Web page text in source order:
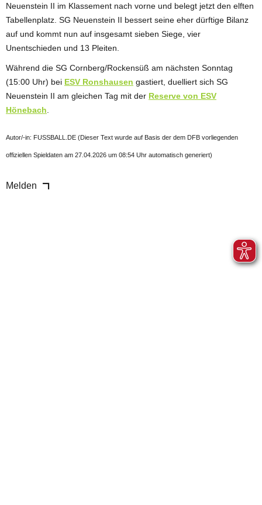
Neuenstein II im Klassement nach vorne und belegt jetzt den elften
Tabellenplatz. SG Neuenstein II bessert seine eher dürftige Bilanz
auf und kommt nun auf insgesamt sieben Siege, vier
Unentschieden und 13 Pleiten.
Während die SG Cornberg/Rockensüß am nächsten Sonntag
(15:00 Uhr) bei ESV Ronshausen gastiert, duelliert sich SG
Neuenstein II am gleichen Tag mit der Reserve von ESV
Hönebach
Autor/-in: FUSSBALL.DE (Dieser Text wurde auf Basis der dem DFB vorliegenden
offiziellen Spieldaten am 27.04.2026 um 08:54 Uhr automatisch generiert)
Melden